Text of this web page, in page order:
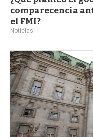
comparecencia
el FMI?
Noticias